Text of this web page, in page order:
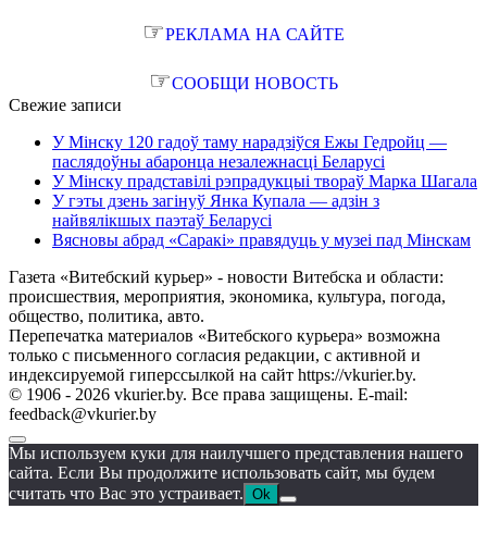
☞РЕКЛАМА НА САЙТЕ
☞СООБЩИ НОВОСТЬ
Свежие записи
У Мінску 120 гадоў таму нарадзіўся Ежы Гедройц —
паслядоўны абаронца незалежнасці Беларусі
У Мінску прадставілі рэпрадукцыі твораў Марка Шагала
У гэты дзень загінуў Янка Купала — адзін з
найвялікшых паэтаў Беларусі
Вясновы абрад «Саракі» правядуць у музеі пад Мінскам
Газета «Витебский курьер» - новости Витебска и области:
происшествия, мероприятия, экономика, культура, погода,
общество, политика, авто.
Перепечатка материалов «Витебского курьера» возможна
только с письменного согласия редакции, с активной и
индексируемой гиперссылкой на сайт https://vkurier.by.
© 1906 - 2026 vkurier.by. Все права защищены. E-mail:
feedback@vkurier.by
Мы используем куки для наилучшего представления нашего
сайта. Если Вы продолжите использовать сайт, мы будем
считать что Вас это устраивает. Ok